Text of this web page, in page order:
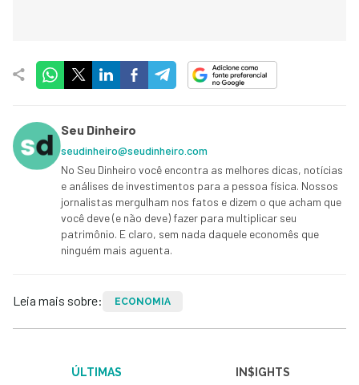
Seu Dinheiro
seudinheiro@seudinheiro.com
No Seu Dinheiro você encontra as melhores dicas, notícias
e análises de investimentos para a pessoa física. Nossos
jornalistas mergulham nos fatos e dizem o que acham que
você deve (e não deve) fazer para multiplicar seu
patrimônio. E claro, sem nada daquele economês que
ninguém mais aguenta.
Leia mais sobre: ECONOMIA
ÚLTIMAS IN$IGHTS